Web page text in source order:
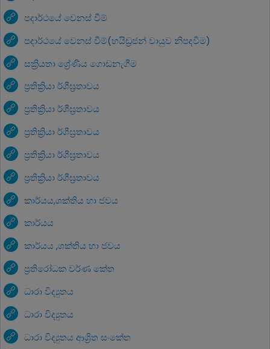
පදාර්ථයේ වෙනස් වීම්
පදාර්ථයේ වෙනස් වීම්(හයිඩ්‍රජන් වායුව නිපදවීම)
සක්‍රියතා ශ්‍රේණිය ගොඩනැගීම
ප්‍රතික්‍රියා ර්ශීඝ්‍රතාවය
ප්‍රතික්‍රියා ර්ශීඝ්‍රතාවය
ප්‍රතික්‍රියා ර්ශීඝ්‍රතාවය
ප්‍රතික්‍රියා ර්ශීඝ්‍රතාවය
ප්‍රතික්‍රියා ර්ශීඝ්‍රතාවය
කාර්යය,ශක්තිය හා ජවය
කාර්යය
කාර්යය ,ශක්තිය හා ජවය
ප්‍රතිරෝධක වර්ණ කේත
ධාරා විද්‍යුතය
ධාරා විද්‍යුතය
ධාරා විද්‍යුතය ආශ්‍රිත සංකේත